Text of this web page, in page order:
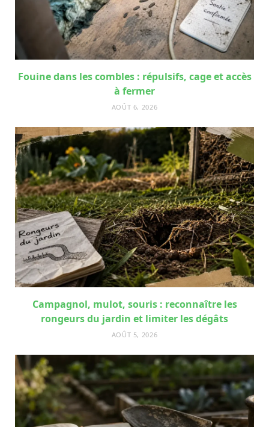
Fouine dans les combles : répulsifs, cage et accès
à fermer
AOÛT 6, 2026
Campagnol, mulot, souris : reconnaître les
rongeurs du jardin et limiter les dégâts
AOÛT 5, 2026